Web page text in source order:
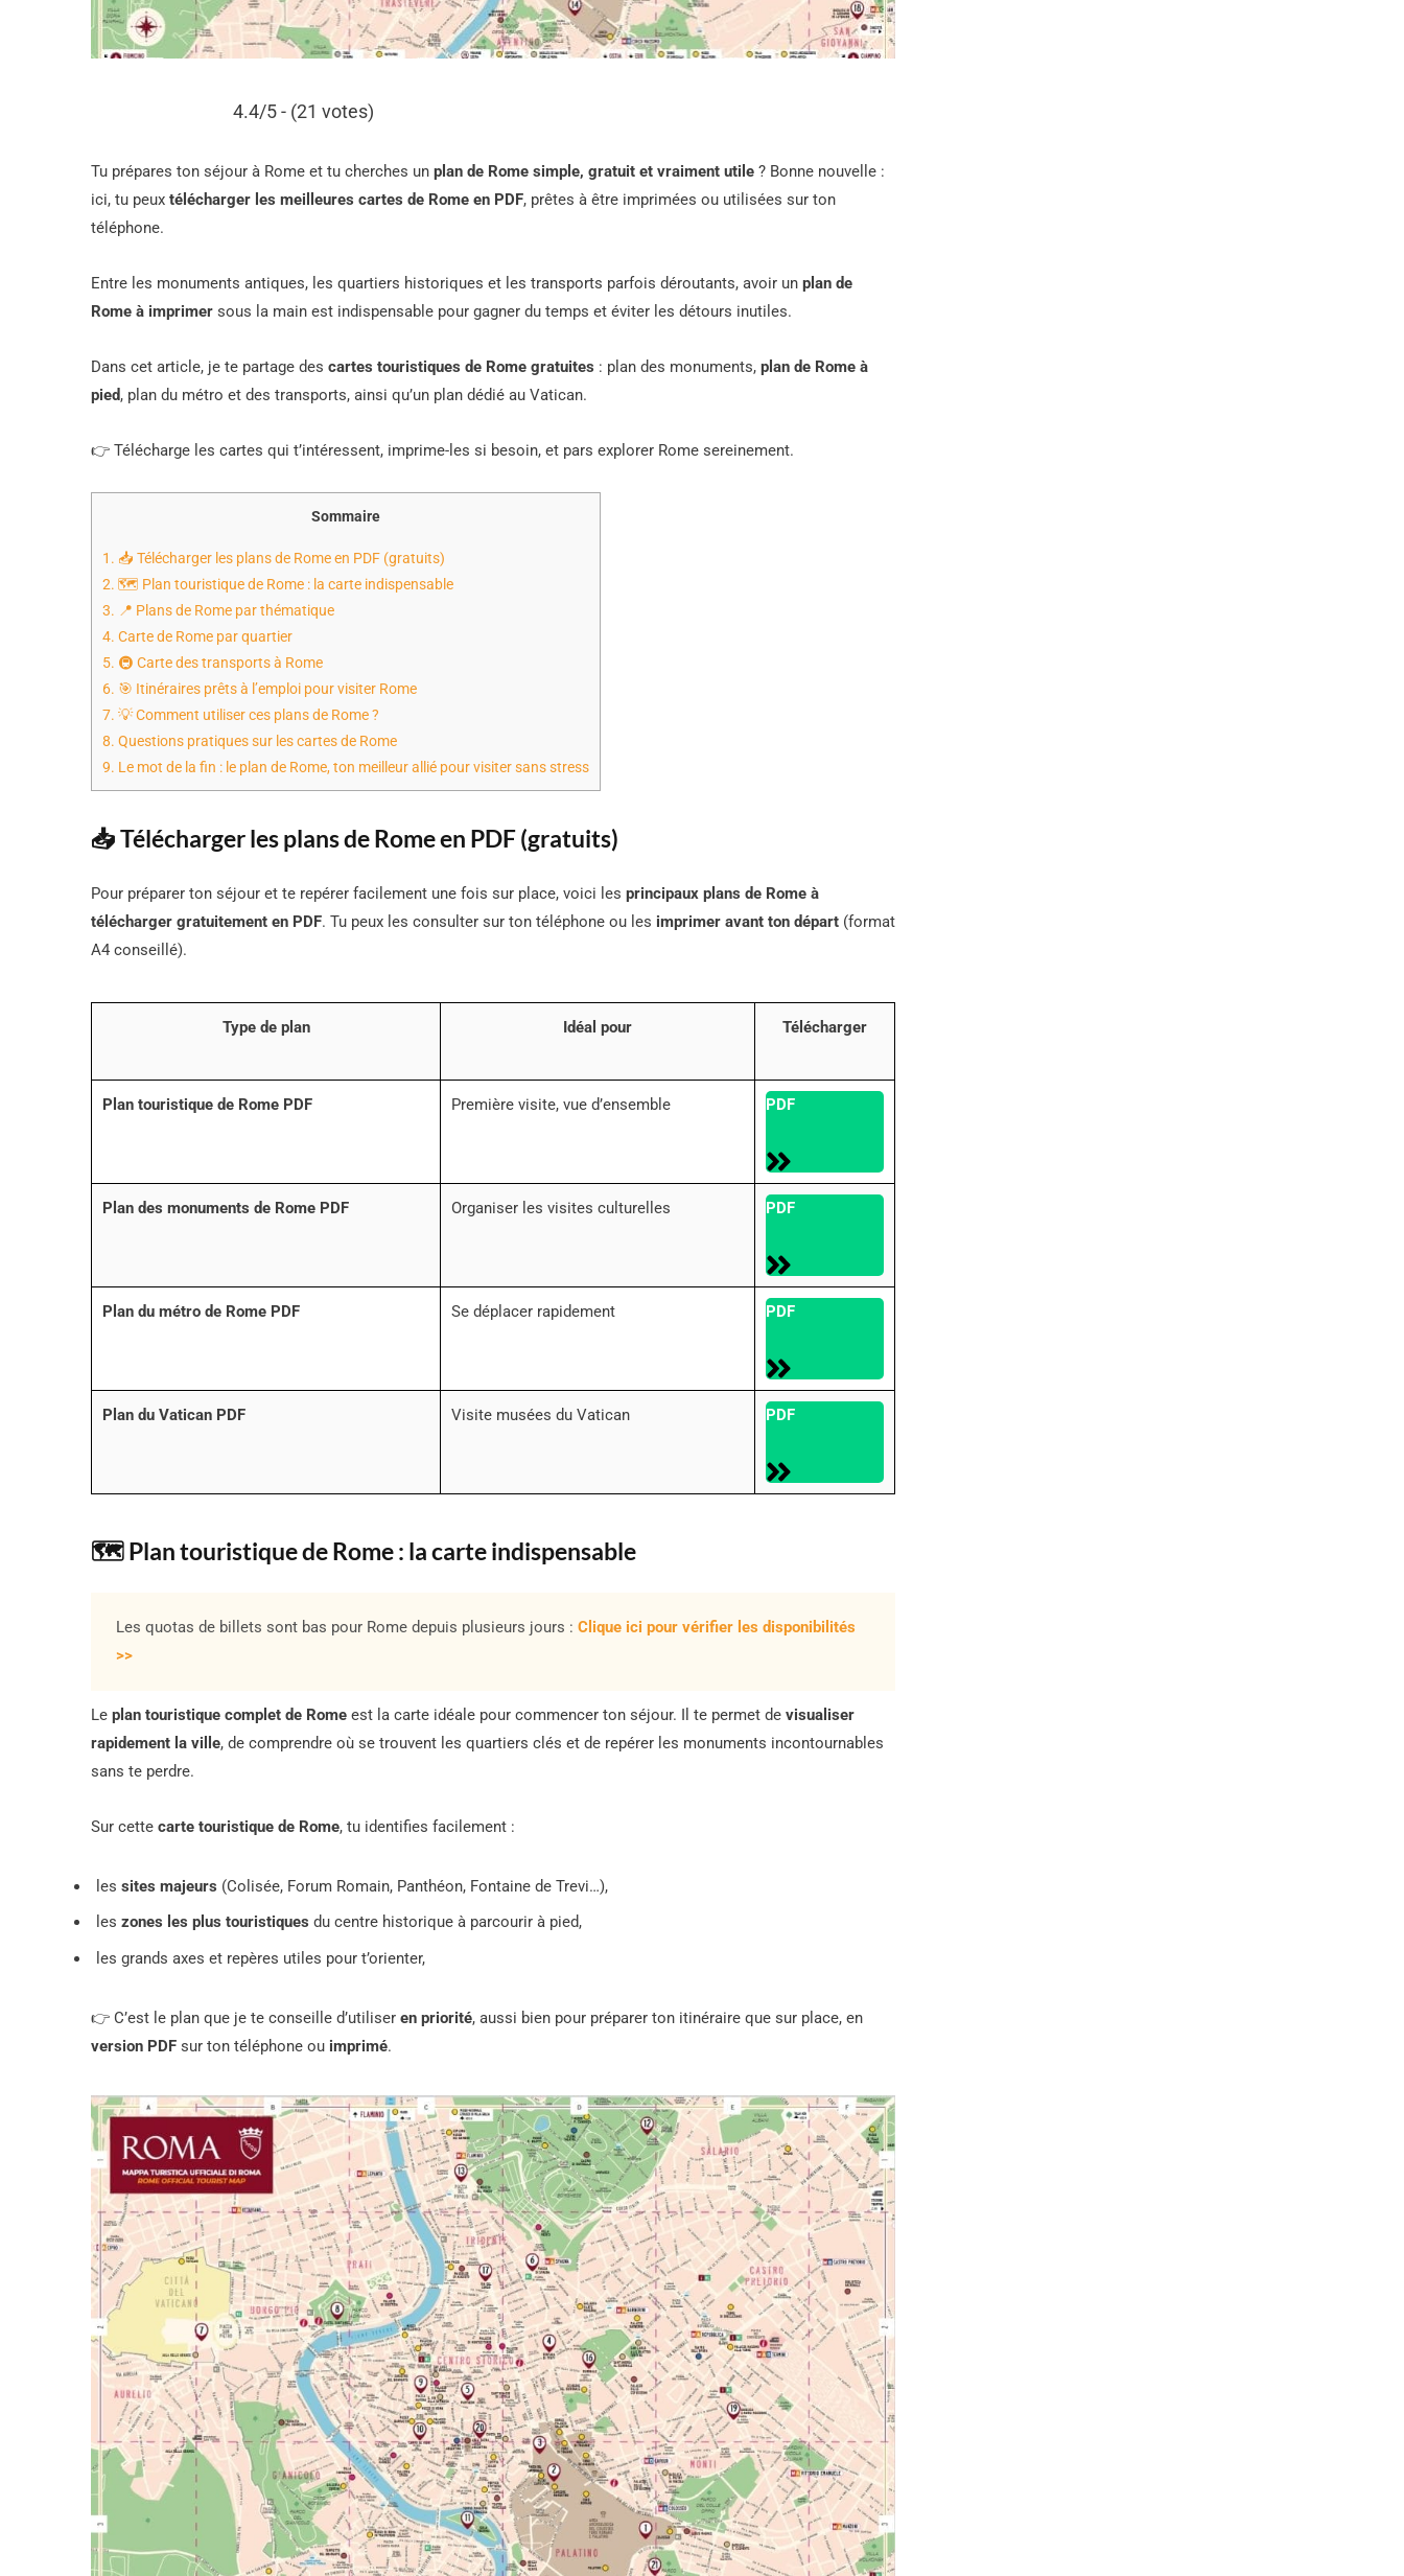
4.4/5 - (21 votes)
Tu prépares ton séjour à Rome et tu cherches un plan de Rome simple, gratuit et vraiment utile ? Bonne nouvelle :
ici, tu peux télécharger les meilleures cartes de Rome en PDF, prêtes à être imprimées ou utilisées sur ton
téléphone.
Entre les monuments antiques, les quartiers historiques et les transports parfois déroutants, avoir un plan de
Rome à imprimer sous la main est indispensable pour gagner du temps et éviter les détours inutiles.
Dans cet article, je te partage des cartes touristiques de Rome gratuites : plan des monuments, plan de Rome à
pied, plan du métro et des transports, ainsi qu’un plan dédié au Vatican.
👉 Télécharge les cartes qui t’intéressent, imprime-les si besoin, et pars explorer Rome sereinement.
Sommaire
1. 📥 Télécharger les plans de Rome en PDF (gratuits)
2. 🗺️ Plan touristique de Rome : la carte indispensable
3. 📍 Plans de Rome par thématique
4. Carte de Rome par quartier
5. 🚇 Carte des transports à Rome
6. 🎯 Itinéraires prêts à l’emploi pour visiter Rome
7. 💡 Comment utiliser ces plans de Rome ?
8. Questions pratiques sur les cartes de Rome
9. Le mot de la fin : le plan de Rome, ton meilleur allié pour visiter sans stress
📥 Télécharger les plans de Rome en PDF (gratuits)
Pour préparer ton séjour et te repérer facilement une fois sur place, voici les principaux plans de Rome à
télécharger gratuitement en PDF. Tu peux les consulter sur ton téléphone ou les imprimer avant ton départ (format
A4 conseillé).
Type de plan Idéal pour Télécharger
Plan touristique de Rome PDF Première visite, vue d’ensemble PDF
Plan des monuments de Rome PDF Organiser les visites culturelles PDF
Plan du métro de Rome PDF Se déplacer rapidement PDF
Plan du Vatican PDF Visite musées du Vatican PDF
🗺️ Plan touristique de Rome : la carte indispensable
Les quotas de billets sont bas pour Rome depuis plusieurs jours : Clique ici pour vérifier les disponibilités
>>
Le plan touristique complet de Rome est la carte idéale pour commencer ton séjour. Il te permet de visualiser
rapidement la ville, de comprendre où se trouvent les quartiers clés et de repérer les monuments incontournables
sans te perdre.
Sur cette carte touristique de Rome, tu identifies facilement :
les sites majeurs (Colisée, Forum Romain, Panthéon, Fontaine de Trevi…),
les zones les plus touristiques du centre historique à parcourir à pied,
les grands axes et repères utiles pour t’orienter,
👉 C’est le plan que je te conseille d’utiliser en priorité, aussi bien pour préparer ton itinéraire que sur place, en
version PDF sur ton téléphone ou imprimé.